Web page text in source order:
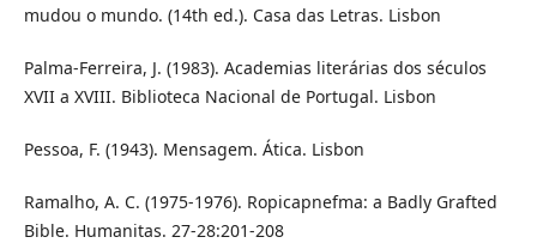
mudou o mundo. (14th ed.). Casa das Letras. Lisbon
Palma-Ferreira, J. (1983). Academias literárias dos séculos
XVII a XVIII. Biblioteca Nacional de Portugal. Lisbon
Pessoa, F. (1943). Mensagem. Ática. Lisbon
Ramalho, A. C. (1975-1976). Ropicapnefma: a Badly Grafted
Bible. Humanitas. 27-28:201-208